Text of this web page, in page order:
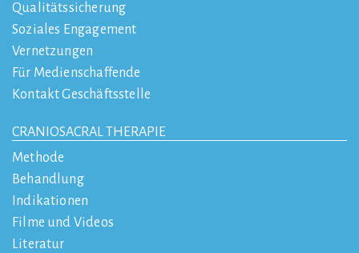
Qualitätssicherung
Soziales Engagement
Vernetzungen
Für Medienschaffende
Kontakt Geschäftsstelle
CRANIOSACRAL THERAPIE
Methode
Behandlung
Indikationen
Filme und Videos
Literatur